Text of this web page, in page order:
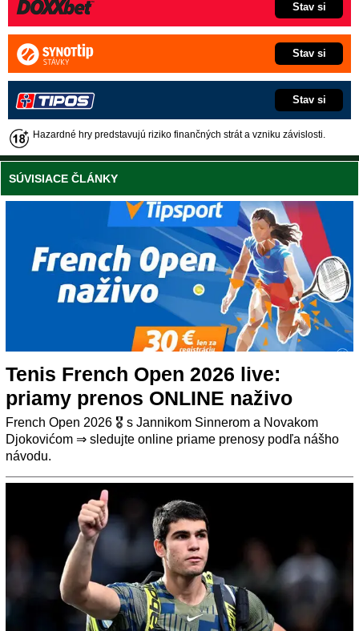
Stav si
Stav si
Stav si
Hazardné hry predstavujú riziko finančných strát a vzniku závislosti.
SÚVISIACE ČLÁNKY
Tenis French Open 2026 live:
priamy prenos ONLINE naživo
French Open 2026 🎖️ s Jannikom Sinnerom a Novakom
Djokovićom ⇒ sledujte online priame prenosy podľa nášho
návodu.